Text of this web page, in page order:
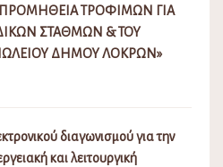
« ΠΡΟΜΗΘΕΙΑ ΤΡΟΦΙΜΩΝ ΓΙΑ
ΣΤΑΘΜΩΝ & ΤΟΥ
ΔΗΜΟΥ ΛΟΚΡΩΝ»
διαγωνισμού για την
και λειτουργική